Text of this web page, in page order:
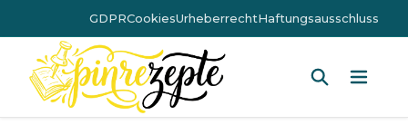
GDPRCookiesUrheberrechtHaftungsausschluss